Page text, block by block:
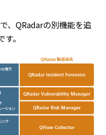
、QRadarの別機能を追
。